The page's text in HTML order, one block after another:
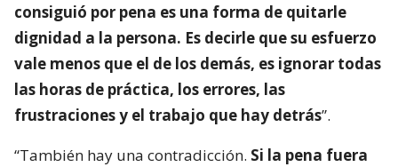
consiguió por pena es una forma de quitarle
dignidad a la persona. Es decirle que su esfuerzo
vale menos que el de los demás, es ignorar todas
las horas de práctica, los errores, las
frustraciones y el trabajo que hay detrás”.
“También hay una contradicción. Si la pena fuera